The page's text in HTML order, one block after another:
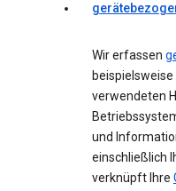
Wir erfassen
verwendeten
und
einschließlich
verknüpft Ihre